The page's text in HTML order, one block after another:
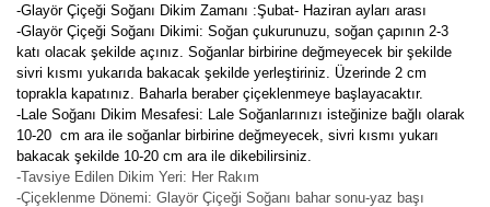
-Glayör Çiçeği Soğanı Dikim Zamanı :Şubat- Haziran ayları arası
-Glayör Çiçeği Soğanı Dikimi: Soğan çukurunuzu, soğan çapının 2-3
katı olacak şekilde açınız. Soğanlar birbirine değmeyecek bir şekilde
sivri kısmı yukarıda bakacak şekilde yerleştiriniz. Üzerinde 2 cm
toprakla kapatınız. Baharla beraber çiçeklenmeye başlayacaktır.
-Lale Soğanı Dikim Mesafesi: Lale Soğanlarınızı isteğinize bağlı olarak
10-20 cm ara ile soğanlar birbirine değmeyecek, sivri kısmı yukarı
bakacak şekilde 10-20 cm ara ile dikebilirsiniz.
-Tavsiye Edilen Dikim Yeri: Her Rakım
-Çiçeklenme Dönemi: Glayör Çiçeği Soğanı bahar sonu-yaz başı